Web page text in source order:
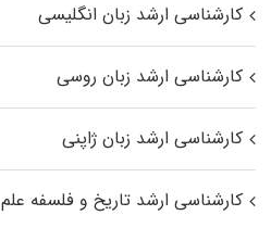
کارشناسی ارشد زبان انگلیسی
کارشناسی ارشد زبان روسی
کارشناسی ارشد زبان ژاپنی
کارشناسی ارشد تاریخ و فلسفه علم